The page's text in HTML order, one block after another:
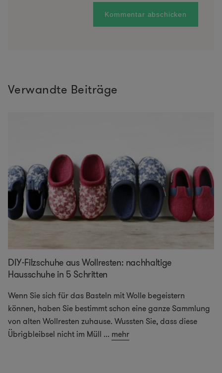
Verwandte Beiträge
DIY-Filzschuhe aus Wollresten: nachhaltige
Hausschuhe in 5 Schritten
Wenn Sie sich für das Basteln mit Wolle begeistern
können, haben Sie bestimmt schon eine ganze Sammlung
von alten Wollresten zuhause. Wussten Sie, dass diese
Übrigbleibsel nicht im Müll ... mehr